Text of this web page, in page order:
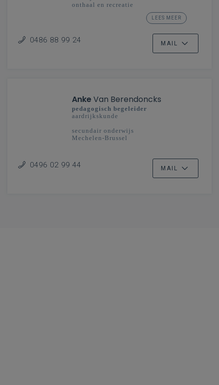
onthaal en recreatie
studiedomein taal en cultuur: toerisme
Limburg - Vlaanderenbreed
LEES MEER
0486 88 99 24 MAIL
AnkeVan Berendoncks
pedagogisch begeleider
aardrijkskunde
secundair onderwijs
Mechelen-Brussel
0496 02 99 44 MAIL